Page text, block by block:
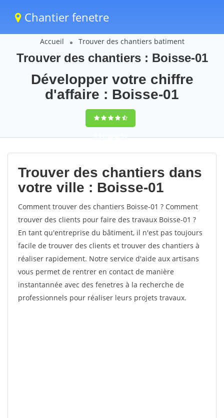
Chantier fenetre
Accueil Trouver des chantiers batiment
Trouver des chantiers : Boisse-01
Développer votre chiffre
d'affaire : Boisse-01
9,5(100%)59
votes
Trouver des chantiers dans
votre ville : Boisse-01
Comment trouver des chantiers Boisse-01 ? Comment
trouver des clients pour faire des travaux Boisse-01 ?
En tant qu'entreprise du bâtiment, il n'est pas toujours
facile de trouver des clients et trouver des chantiers à
réaliser rapidement. Notre service d'aide aux artisans
vous permet de rentrer en contact de manière
instantannée avec des fenetres à la recherche de
professionnels pour réaliser leurs projets travaux.